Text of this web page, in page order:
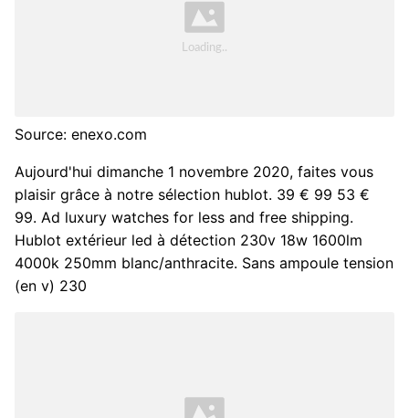
Source: enexo.com
Aujourd'hui dimanche 1 novembre 2020, faites vous
plaisir grâce à notre sélection hublot. 39 € 99 53 €
99. Ad luxury watches for less and free shipping.
Hublot extérieur led à détection 230v 18w 1600lm
4000k 250mm blanc/anthracite. Sans ampoule tension
(en v) 230